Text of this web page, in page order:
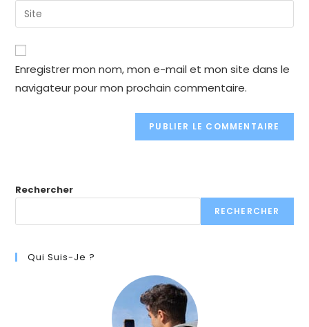
to
comment
address
comment
Enter
your
website
URL
(optional)
Enregistrer mon nom, mon e-mail et mon site dans le
navigateur pour mon prochain commentaire.
Rechercher
RECHERCHER
Qui Suis-Je ?